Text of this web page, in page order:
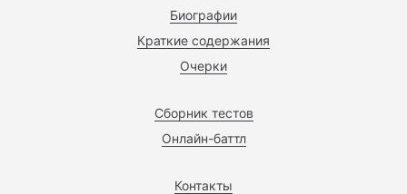
Биографии
Краткие содержания
Очерки
Сборник тестов
Онлайн-баттл
Контакты